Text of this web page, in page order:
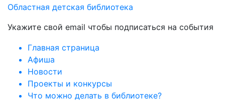
Областная детская библиотека
Укажите свой email чтобы подписаться на события
Главная страница
Афиша
Новости
Проекты и конкурсы
Что можно делать в библиотеке?